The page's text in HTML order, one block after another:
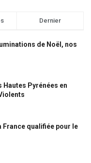
Dernier
de Noël, nos
Hautes Pyrénées en
France qualifiée pour le